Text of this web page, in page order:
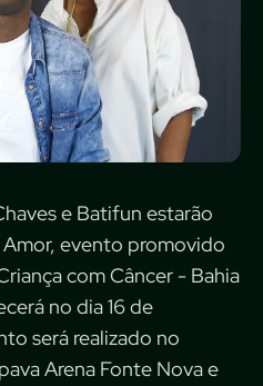
e Batifun estarão
Amor, evento promovido
com Câncer - Bahia
no dia 16 de
será realizado no
Arena Fonte Nova e